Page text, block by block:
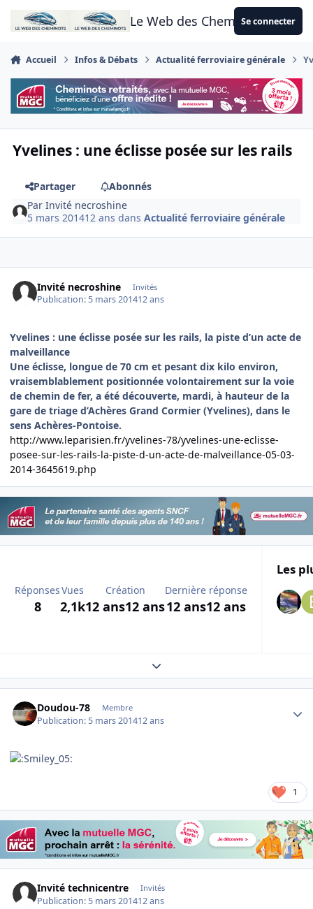
Aller au contenu
Le Web des CheminotsSe connecter
Accueil Infos & Débats Actualité ferroviaire générale
Yvelines : une éclisse posée sur les rails
Partager
Abonnés
ParInvité necroshine
5 mars 201412 ans dansActualité ferroviaire générale
Invité necroshine Invités
Publication: 5 mars 201412 ans
Yvelines : une éclisse posée sur les rails, la piste d’un acte de
malveillance
Une éclisse, longue de 70 cm et pesant dix kilo environ,
vraisemblablement positionnée volontairement sur la voie
de chemin de fer, a été découverte, mardi, à hauteur de la
gare de triage d’Achères Grand Cormier (Yvelines), dans le
sens Achères-Pontoise.
http://www.leparisien.fr/yvelines-78/yvelines-une-eclisse-
posee-sur-les-rails-la-piste-d-un-acte-de-malveillance-05-03-
2014-3645619.php
Réponses
8
Vues
2,1k
Création
12 ans12 ans
Dernière réponse
12 ans12 ans
Les
Expand topic overview
Doudou-78 Membre
Publication: 5 mars 201412 ans
1
Invité technicentre Invités
Publication: 5 mars 201412 ans